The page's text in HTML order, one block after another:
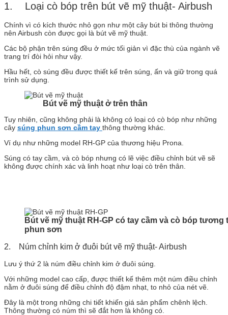
1. Loại cò bóp trên bút vẽ mỹ thuật- Airbush
Chính vì có kích thước nhỏ gọn như một cây bút bi thông thường
nên Airbush còn được gọi là bút vẽ mỹ thuật.
Các bộ phận trên súng đều ở mức tối giản vì đặc thù của ngành vẽ
trang trí đòi hỏi như vậy.
Hầu hết, cò súng đều được thiết kế trên súng, ấn và giữ trong quá
trình sử dụng.
Bút vẽ mỹ thuật ở trên thân
Tuy nhiên, cũng không phải là không có loại có cò bóp như những
cây súng phun sơn cầm tay thông thường khác.
Ví dụ như những model RH-GP của thương hiệu Prona.
Súng có tay cầm, và cò bóp nhưng có lẽ việc điều chỉnh bút vẽ sẽ
không được chính xác và linh hoạt như loại cò trên thân.
Bút vẽ mỹ thuật RH-GP có tay cầm và cò bóp
phun sơn
2. Núm chỉnh kim ở đuôi bút vẽ mỹ thuật- Airbush
Lưu ý thứ 2 là núm điều chỉnh kim ở đuôi súng.
Với những model cao cấp, được thiết kế thêm một núm điều chỉnh
nằm ở đuôi súng để điều chỉnh độ đậm nhạt, to nhỏ của nét vẽ.
Đây là một trong những chi tiết khiến giá sản phẩm chênh lệch.
Thông thường có núm thì sẽ đắt hơn là không có.